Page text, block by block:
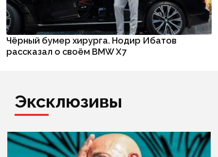
Чёрный бумер хирурга. Нодир Ибатов
рассказал о своём BMW X7
Эксклюзивы